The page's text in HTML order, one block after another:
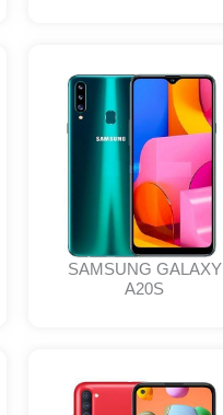
SAMSUNG GALAXY
A20S